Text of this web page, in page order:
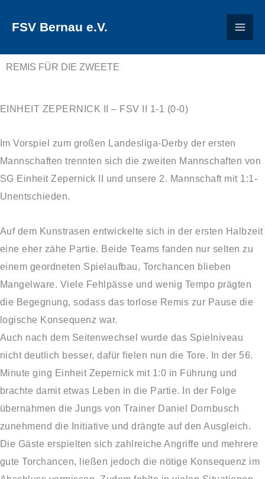
InhaltFSV Bernau e.V.
REMIS FÜR DIE ZWEETE
EINHEIT ZEPERNICK II – FSV II 1-1 (0-0)
Im Vorspiel zum großen Landesliga-Derby der ersten
Mannschaften trennten sich die zweiten Mannschaften von
SG Einheit Zepernick II und unsere 2. Mannschaft mit 1:1-
Unentschieden.
Auf dem Kunstrasen entwickelte sich in der ersten Halbzeit
eine eher zähe Partie. Beide Teams fanden nur selten zu
einem geordneten Spielaufbau, Torchancen blieben
Mangelware. Viele Fehlpässe und wenig Tempo prägten
die Begegnung, sodass das torlose Remis zur Pause die
logische Konsequenz war.
Auch nach dem Seitenwechsel wurde das Spielniveau
nicht deutlich besser, dafür fielen nun die Tore. In der 56.
Minute ging Einheit Zepernick mit 1:0 in Führung und
brachte damit etwas Leben in die Partie. In der Folge
übernahmen die Jungs von Trainer Daniel Dornbusch
zunehmend die Initiative und drängte auf den Ausgleich.
Die Gäste erspielten sich zahlreiche Angriffe und mehrere
gute Torchancen, ließen jedoch die nötige Konsequenz im